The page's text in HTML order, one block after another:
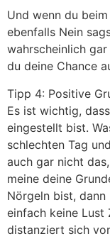
Und wenn du
ebenfalls Nein
wahrscheinlich
du deine Chance
Tipp 4: Positive
Es ist wichtig,
eingestellt bist.
schlechten Tag
auch gar nicht
meine deine
Nörgeln bist,
einfach keine
distanziert sich